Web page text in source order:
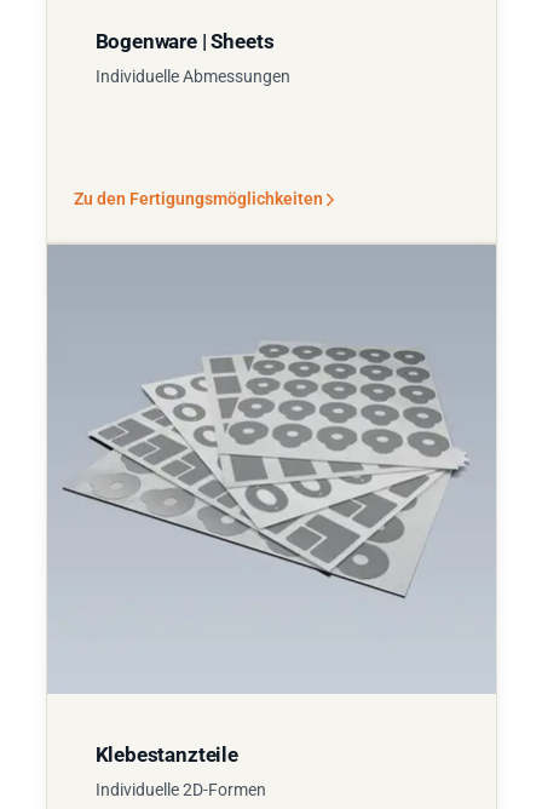
Bogenware | Sheets
Individuelle Abmessungen
Zu den Fertigungsmöglichkeiten
Klebestanzteile
Individuelle 2D-Formen